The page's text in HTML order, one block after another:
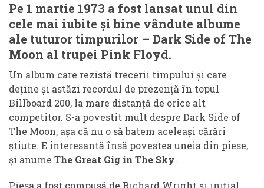
Pe 1 martie 1973 a fost lansat unul din
cele mai iubite și bine vândute albume
ale tuturor timpurilor – Dark Side of The
Moon al trupei Pink Floyd.
Un album care rezistă trecerii timpului și care
deține și astăzi recordul de prezență în topul
Billboard 200, la mare distanță de orice alt
competitor. S-a povestit mult despre Dark Side of
The Moon, așa că nu o să batem aceleași cărări
știute. E interesantă însă povestea uneia din piese,
și anume The Great Gig in The Sky.
Piesa a fost compusă de Richard Wright și inițial